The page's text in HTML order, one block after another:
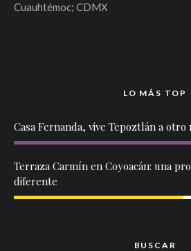
Cuauhtémoc; CDMX
LO MÁS TOP
Casa Fernanda, vive Tepoztlán a otro
Terraza Carmín en Coyoacán: una
diferente
BUSCAR